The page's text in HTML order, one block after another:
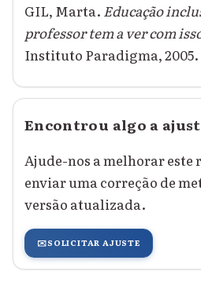
GIL, Marta. Educação
professor tem a ver com
Instituto Paradigma, 2005.
Encontrou algo a
Ajude-nos a melhorar este
enviar uma correção de
versão atualizada.
✉️SOLICITAR AJUSTE